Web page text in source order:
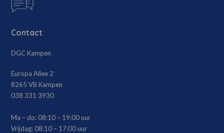
Contact
DGC Kampen
Europa Allee 2
8265 VB Kampen
038 331 3930
Ma – do: 08:10 – 19:00 uur
Vrijdag: 08:10 – 17:00 uur